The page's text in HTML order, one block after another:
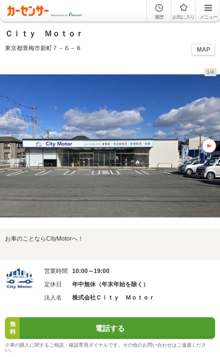
履歴 お気に入り メニュー
Ｃｉｔｙ Ｍｏｔｏｒ
東京都青梅市新町７－６－８ MAP
1/4
お車のことならCityMotorへ！
営業時間
10:00～19:00
定休日
年中無休（年末年始を除く）
法人名
株式会社Ｃｉｔｙ Ｍｏｔｏｒ
無
料
電話する
※車の購入に関するご相談・確認専用ダイヤルです。その他のお問い合わせはご遠慮くださ
い。